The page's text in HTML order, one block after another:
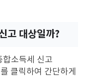
고 대상일까?
합소득세 신고
클릭하여 간단하게